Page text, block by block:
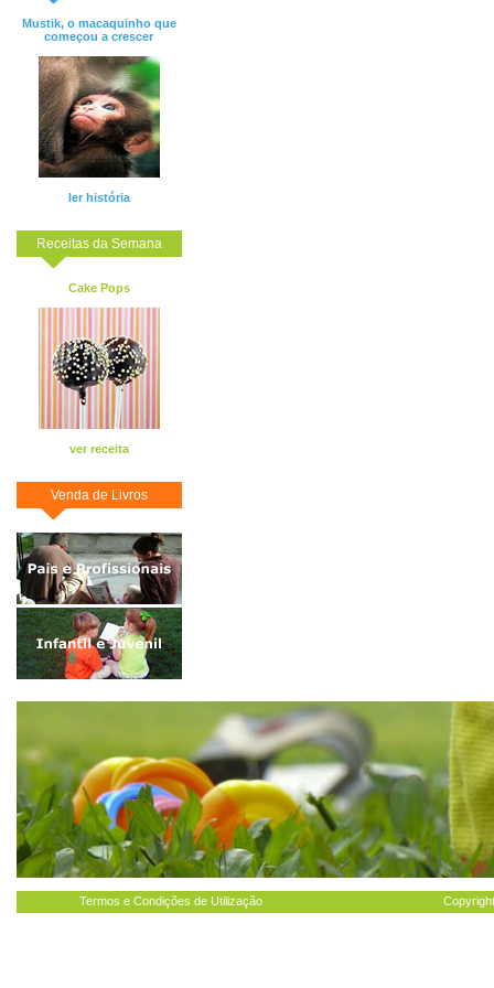
Mustik, o macaquinho que
começou a crescer
ler história
Receitas da Semana
Cake Pops
ver receita
Venda de Livros
Termos e Condições de Utilização